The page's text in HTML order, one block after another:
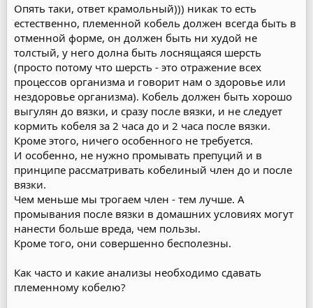
Опять таки, ответ крамольный))) никак то есть
естественно, племенной кобель должен всегда быть в
отменной форме, он должен быть ни худой не
толстый, у него долна быть лоснящаяся шерсть
(просто потому что шерсть - это отражение всех
процессов организма и говорит нам о здоровье или
нездоровье организма). Кобель должен быть хорошо
выгулян до вязки, и сразу после вязки, и не следует
кормить кобеля за 2 часа до и 2 часа после вязки.
Кроме этого, ничего особенного не требуется.
И особенно, не нужно промывать препуций и в
принципе рассматривать кобелиный член до и после
вязки.
Чем меньше мы трогаем член - тем лучше. А
промывания после вязки в домашних условиях могут
нанести больше вреда, чем пользы.
Кроме того, они совершенно бесполезны.
Как часто и какие анализы необходимо сдавать
племенному кобелю?